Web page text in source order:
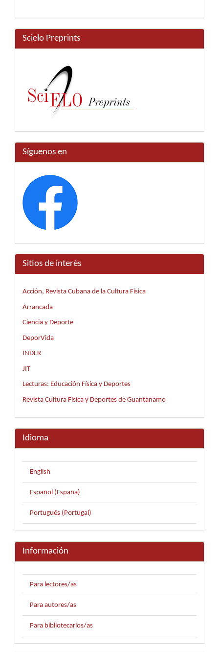
Scielo Preprints
Síguenos en
Sitios de interés
Acción, Revista Cubana de la Cultura Física
Arrancada
Ciencia y Deporte
DeporVida
INDER
JIT
Lecturas: Educación Física y Deportes
Revista Cultura Física y Deportes de Guantánamo
Idioma
English
Español (España)
Português (Portugal)
Información
Para lectores/as
Para autores/as
Para bibliotecarios/as